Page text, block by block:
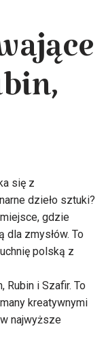
się z
dzieło sztuki?
gdzie
dla zmysłów. To
polską z
Rubin i Szafir. To
kreatywnymi
najwyższe